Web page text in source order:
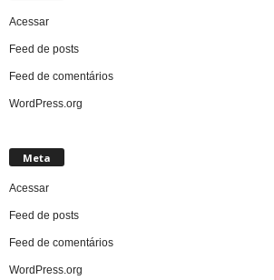
Acessar
Feed de posts
Feed de comentários
WordPress.org
Meta
Acessar
Feed de posts
Feed de comentários
WordPress.org